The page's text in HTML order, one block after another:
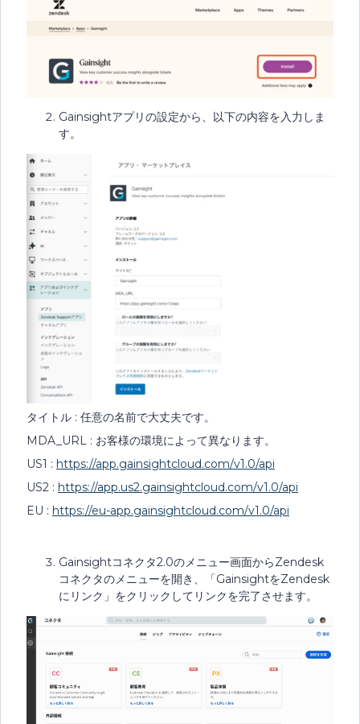
Gainsightアプリの設定から、以下の内容を入力しま
す。
タイトル : 任意の名前で大丈夫です。
MDA_URL : お客様の環境によって異なります。
US1 : https://app.gainsightcloud.com/v1.0/api
US2 : https://app.us2.gainsightcloud.com/v1.0/api
EU : https://eu-app.gainsightcloud.com/v1.0/api
Gainsightコネクタ2.0のメニュー画面からZendesk
コネクタのメニューを開き、「GainsightをZendesk
にリンク」をクリックしてリンクを完了させます。